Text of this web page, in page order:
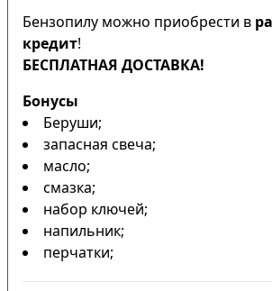
Бензопилу можно приобрести в
кредит!
БЕСПЛАТНАЯ ДОСТАВКА!
Бонусы
Беруши;
запасная свеча;
масло;
смазка;
набор ключей;
напильник;
перчатки;